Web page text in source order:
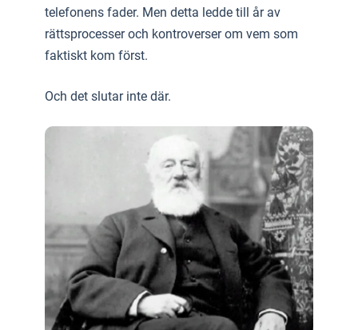
telefonens fader. Men detta ledde till år av
rättsprocesser och kontroverser om vem som
faktiskt kom först.
Och det slutar inte där.